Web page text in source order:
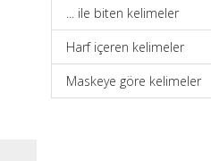
... ile biten kelimeler
Harf içeren kelimeler
Maskeye göre kelimeler